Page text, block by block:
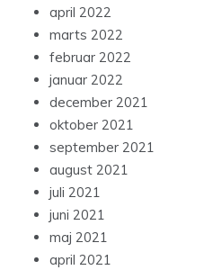
april 2022
marts 2022
februar 2022
januar 2022
december 2021
oktober 2021
september 2021
august 2021
juli 2021
juni 2021
maj 2021
april 2021